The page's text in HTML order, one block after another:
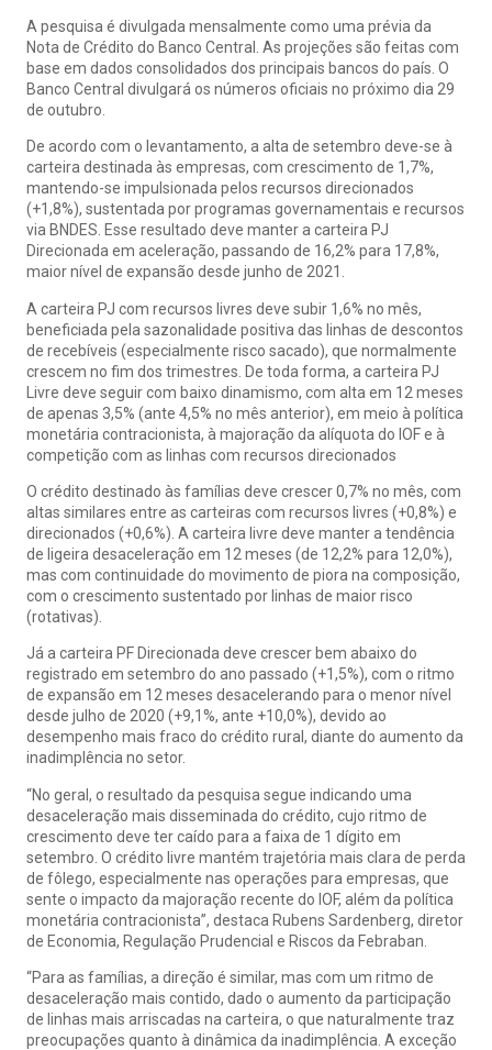
A pesquisa é divulgada mensalmente como uma prévia da
Nota de Crédito do Banco Central. As projeções são feitas com
base em dados consolidados dos principais bancos do país. O
Banco Central divulgará os números oficiais no próximo dia 29
de outubro.
De acordo com o levantamento, a alta de setembro deve-se à
carteira destinada às empresas, com crescimento de 1,7%,
mantendo-se impulsionada pelos recursos direcionados
(+1,8%), sustentada por programas governamentais e recursos
via BNDES. Esse resultado deve manter a carteira PJ
Direcionada em aceleração, passando de 16,2% para 17,8%,
maior nível de expansão desde junho de 2021.
A carteira PJ com recursos livres deve subir 1,6% no mês,
beneficiada pela sazonalidade positiva das linhas de descontos
de recebíveis (especialmente risco sacado), que normalmente
crescem no fim dos trimestres. De toda forma, a carteira PJ
Livre deve seguir com baixo dinamismo, com alta em 12 meses
de apenas 3,5% (ante 4,5% no mês anterior), em meio à política
monetária contracionista, à majoração da alíquota do IOF e à
competição com as linhas com recursos direcionados
O crédito destinado às famílias deve crescer 0,7% no mês, com
altas similares entre as carteiras com recursos livres (+0,8%) e
direcionados (+0,6%). A carteira livre deve manter a tendência
de ligeira desaceleração em 12 meses (de 12,2% para 12,0%),
mas com continuidade do movimento de piora na composição,
com o crescimento sustentado por linhas de maior risco
(rotativas).
Já a carteira PF Direcionada deve crescer bem abaixo do
registrado em setembro do ano passado (+1,5%), com o ritmo
de expansão em 12 meses desacelerando para o menor nível
desde julho de 2020 (+9,1%, ante +10,0%), devido ao
desempenho mais fraco do crédito rural, diante do aumento da
inadimplência no setor.
“No geral, o resultado da pesquisa segue indicando uma
desaceleração mais disseminada do crédito, cujo ritmo de
crescimento deve ter caído para a faixa de 1 dígito em
setembro. O crédito livre mantém trajetória mais clara de perda
de fôlego, especialmente nas operações para empresas, que
sente o impacto da majoração recente do IOF, além da política
monetária contracionista”, destaca Rubens Sardenberg, diretor
de Economia, Regulação Prudencial e Riscos da Febraban.
“Para as famílias, a direção é similar, mas com um ritmo de
desaceleração mais contido, dado o aumento da participação
de linhas mais arriscadas na carteira, o que naturalmente traz
preocupações quanto à dinâmica da inadimplência. A exceção